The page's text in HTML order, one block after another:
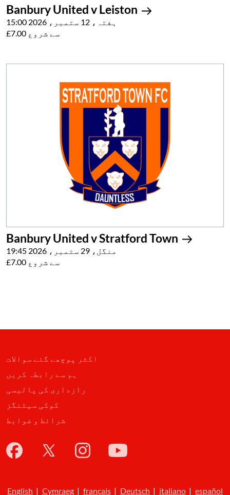
Banbury United v Leiston
ہفتہ، 12 ستمبر، 2026 15:00
£7.00 سے شروع
Banbury United v Stratford Town
منگل، 29 ستمبر، 2026 19:45
£7.00 سے شروع
اکثر پوچھے گئے سوالات
ہم سے رابطہ کریں
رازداری کی پالیسی
کوکی سیٹنگز
شرائط و ضوابط
English | Cymraeg | français | Deutsch | italiano | español